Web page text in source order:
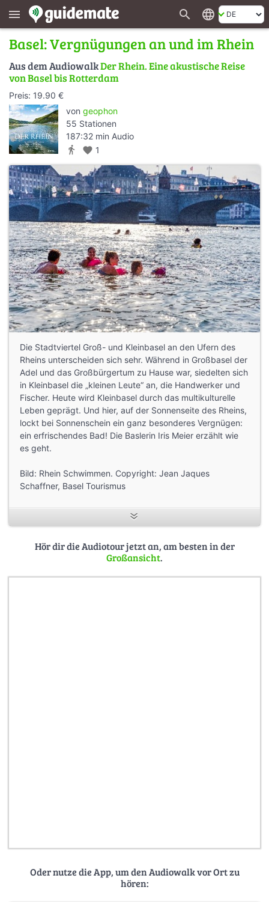
menu search language
Basel: Vergnügungen an und im Rhein
Aus dem AudiowalkDer Rhein. Eine akustische Reise
von Basel bis Rotterdam
Preis: 19.90 €
von geophon
55 Stationen
187:32 min Audio
directions_walk favorite 1
Die Stadtviertel Groß- und Kleinbasel an den Ufern des
Rheins unterscheiden sich sehr. Während in Großbasel der
Adel und das Großbürgertum zu Hause war, siedelten sich
in Kleinbasel die „kleinen Leute“ an, die Handwerker und
Fischer. Heute wird Kleinbasel durch das multikulturelle
Leben geprägt. Und hier, auf der Sonnenseite des Rheins,
lockt bei Sonnenschein ein ganz besonderes Vergnügen:
ein erfrischendes Bad! Die Baslerin Iris Meier erzählt wie
es geht.
Bild: Rhein Schwimmen. Copyright: Jean Jaques
Schaffner, Basel Tourismus
Infos zum Schwimmen im Rhein:
https://www.basel.com/de/freizeit-
Hör dir die Audiotour jetzt an, am besten in der
Großansicht.
Oder nutze die App, um den Audiowalk vor Ort zu
hören: